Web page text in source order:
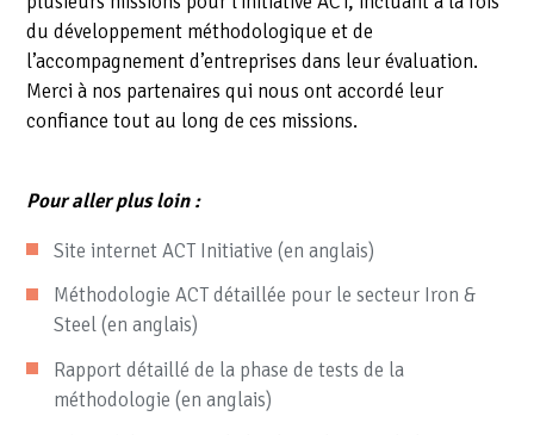
du développement méthodologique et de
l’accompagnement d’entreprises dans leur évaluation.
Merci à nos partenaires qui nous ont accordé leur
confiance tout au long de ces missions.
Pour aller plus loin :
Site internet ACT Initiative (en anglais)
Méthodologie ACT détaillée pour le secteur Iron &
Steel (en anglais)
Rapport détaillé de la phase de tests de la
méthodologie (en anglais)